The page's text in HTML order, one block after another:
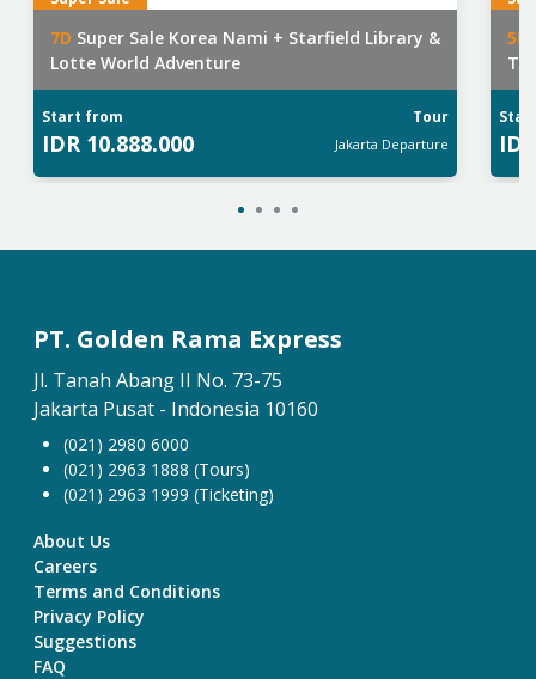
7D Super Sale Korea Nami + Starfield Library &
Lotte World Adventure
Start from Tour
IDR 10.888.000 Jakarta Departure
5D
PT. Golden Rama Express
Jl. Tanah Abang II No. 73-75
Jakarta Pusat - Indonesia 10160
(021) 2980 6000
(021) 2963 1888 (Tours)
(021) 2963 1999 (Ticketing)
About Us
Careers
Terms and Conditions
Privacy Policy
Suggestions
FAQ